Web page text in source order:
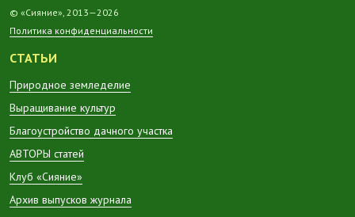
© «Сияние», 2013—2026
Политика конфиденциальности
СТАТЬИ
Природное земледелие
Выращивание культур
Благоустройство дачного участка
АВТОРЫ статей
Клуб «Сияние»
Архив выпусков журнала